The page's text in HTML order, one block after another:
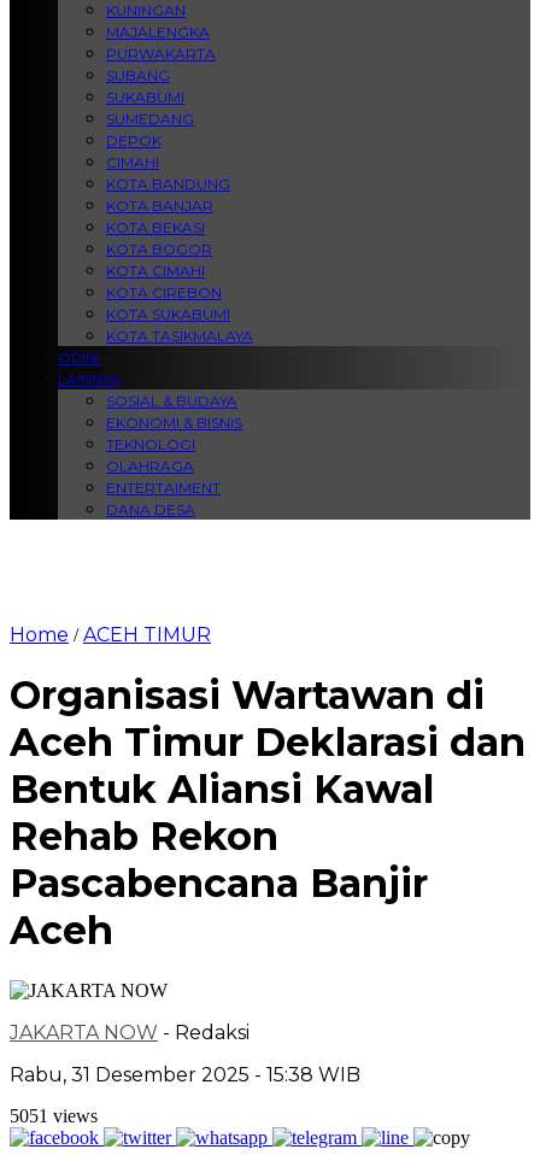
KUNINGAN
MAJALENGKA
PURWAKARTA
SUBANG
SUKABUMI
SUMEDANG
DEPOK
CIMAHI
KOTA BANDUNG
KOTA BANJAR
KOTA BEKASI
KOTA BOGOR
KOTA CIMAHI
KOTA CIREBON
KOTA SUKABUMI
KOTA TASIKMALAYA
OPINI
LAINNYA
SOSIAL & BUDAYA
EKONOMI & BISNIS
TEKNOLOGI
OLAHRAGA
ENTERTAIMENT
DANA DESA
Home /ACEH TIMUR
Organisasi Wartawan di
Aceh Timur Deklarasi dan
Bentuk Aliansi Kawal
Rehab Rekon
Pascabencana Banjir
Aceh
JAKARTA NOW - Redaksi
Rabu, 31 Desember 2025 - 15:38 WIB
5051 views